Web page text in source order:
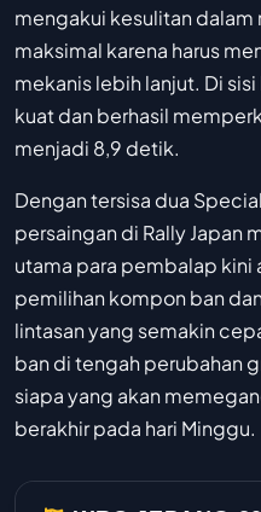
mengakui kesulitan dalam
maksimal karena harus
mekanis lebih lanjut. Di
kuat dan berhasil
menjadi 8,9 detik.
Dengan tersisa dua
persaingan di Rally Japan
utama para pembalap
pemilihan kompon ban
lintasan yang semakin
ban di tengah perubahan
siapa yang akan
berakhir pada hari Minggu.